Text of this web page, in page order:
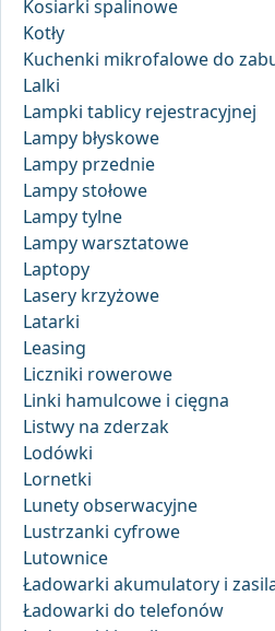
Kosiarki spalinowe
Kotły
Kuchenki mikrofalowe do
Lalki
Lampki tablicy rejestracyjnej
Lampy błyskowe
Lampy przednie
Lampy stołowe
Lampy tylne
Lampy warsztatowe
Laptopy
Lasery krzyżowe
Latarki
Leasing
Liczniki rowerowe
Linki hamulcowe i cięgna
Listwy na zderzak
Lodówki
Lornetki
Lunety obserwacyjne
Lustrzanki cyfrowe
Lutownice
Ładowarki akumulatory i
Ładowarki do telefonów